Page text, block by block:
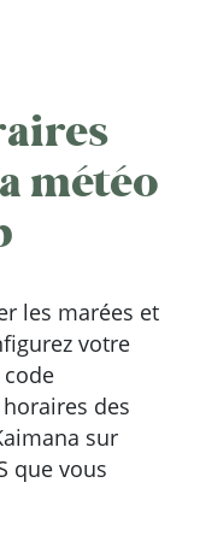
météo
les marées et
votre
des
sur
que vous